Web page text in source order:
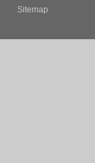
Sitemap